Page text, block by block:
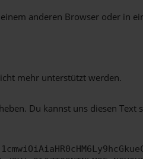
anderen Browser oder in
mehr unterstützt werden.
Du kannst uns diesen Text